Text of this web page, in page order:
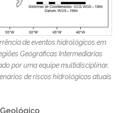
de eventos hidrológicos em
Geográficas Intermediárias
por uma equipe multidisciplinar,
de riscos hidrológicos atuais
Geológico